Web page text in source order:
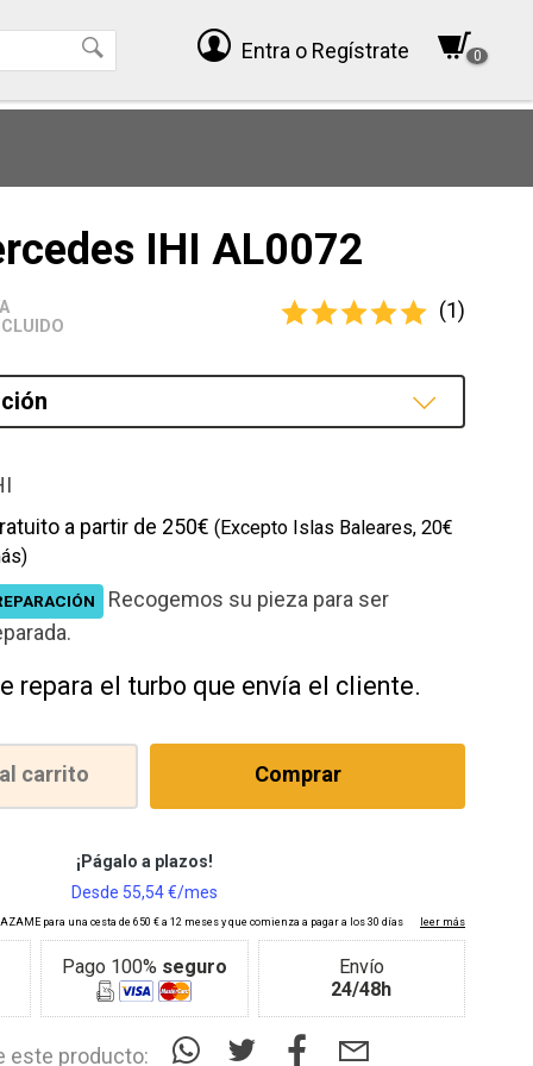
Entra o Regístrate 0
IHI AL0072
(1)
a partir de 250€ (Excepto Islas Baleares, 20€
Recogemos su pieza para ser
repara el turbo que envía el cliente.
carrito Comprar
Pago 100% seguro
Envío
24/48h
este producto: